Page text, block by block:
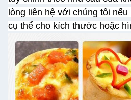
lòng liên hệ với chúng tôi
cụ thể cho kích thước hoặc